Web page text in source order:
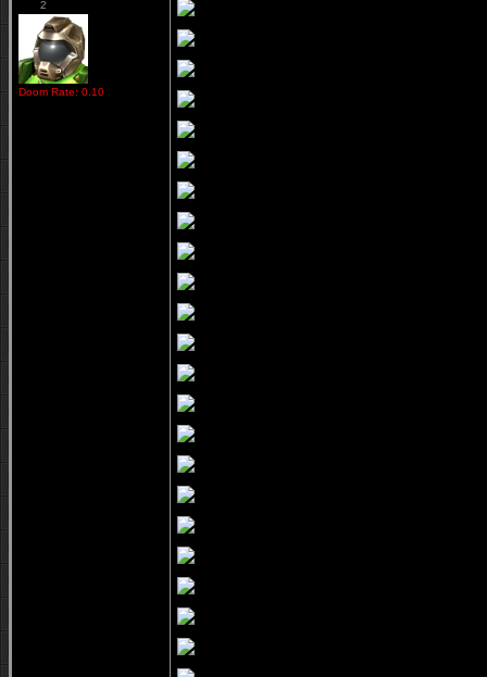
2
Doom Rate: 0.10